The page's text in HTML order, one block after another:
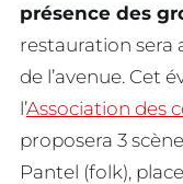
présence des
restauration sera
de l’avenue. Cet
l’Association des
proposera 3
Pantel (folk),